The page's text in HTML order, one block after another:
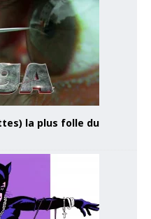
la plus folle du